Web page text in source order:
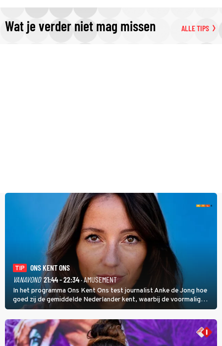
Wat je verder niet mag missen ALLE TIPS
TIP
ONS KENT ONS
VANAVOND 21:44 - 22:34· AMUSEMENT
In het programma Ons Kent Ons test journalist Anke de Jong hoe
goed zij de gemiddelde Nederlander kent, waarbij de voormalig
hoofdredacteur van modebladen Glamour en Elle het samen met
rapper Keizer opneemt tegen Edson da Graça en Marc-Marie
Huijbregts.